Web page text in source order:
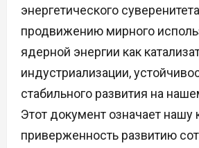
энергетического
продвижению мирного
ядерной энергии как
индустриализации,
стабильного развития на
Этот документ означает нашу
приверженность развитию